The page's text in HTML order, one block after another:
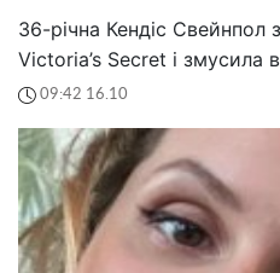
36-річна Кендіс Свейнпол
Victoria’s Secret і змусила
09:42 16.10